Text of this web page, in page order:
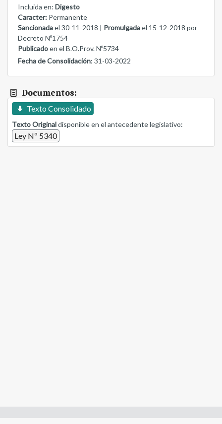
Incluida en: Digesto
Caracter: Permanente
Sancionadael 30-11-2018 | Promulgadael 15-12-2018 por
Decreto Nº1754
Publicadoen el B.O.Prov. Nº5734
Fecha de Consolidación: 31-03-2022
Documentos:
Texto Consolidado
Texto Originaldisponible en el antecedente legislativo:
Ley Nº 5340